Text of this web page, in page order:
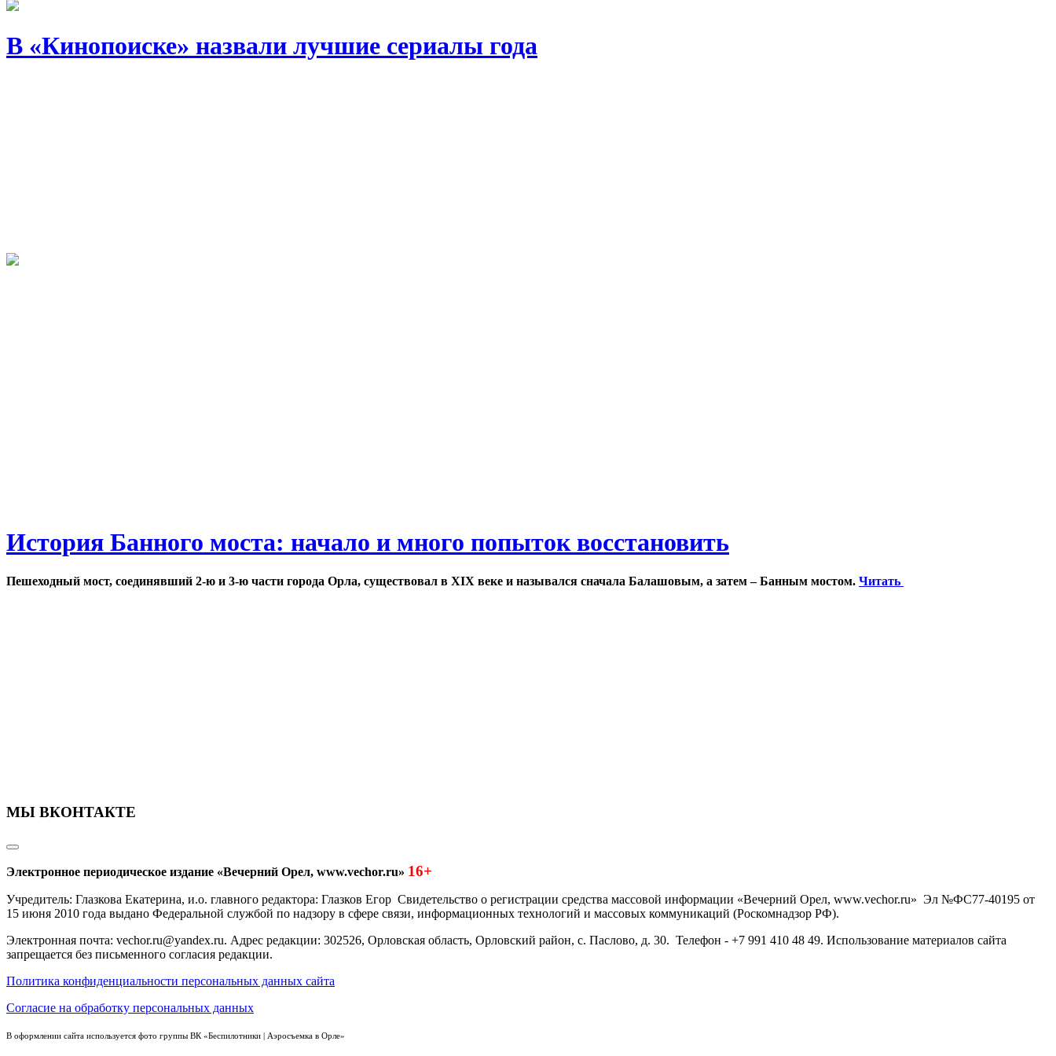
В «Кинопоиске» назвали лучшие сериалы года
История Банного моста: начало и много попыток восстановить
Пешеходный мост, соединявший 2-ю и 3-ю части города Орла, существовал в XIX веке и назывался сначала Балашовым, а затем – Банным мостом. Читать
МЫ ВКОНТАКТЕ
Электронное периодическое издание «Вечерний Орел, www.vechor.ru» 16+
Учредитель: Глазкова Екатерина, и.о. главного редактора: Глазков Егор Свидетельство о регистрации средства массовой информации «Вечерний Орел, www.vechor.ru» Эл №ФС77-40195 от
15 июня 2010 года выдано Федеральной службой по надзору в сфере связи, информационных технологий и массовых коммуникаций (Роскомнадзор РФ).
Электронная почта: vechor.ru@yandex.ru. Адрес редакции: 302526, Орловская область, Орловский район, с. Паслово, д. 30. Телефон - +7 991 410 48 49. Использование материалов сайта
запрещается без письменного согласия редакции.
Политика конфиденциальности персональных данных сайта
Согласие на обработку персональных данных
В оформлении сайта используется фото группы ВК «Беспилотники | Аэросъемка в Орле»